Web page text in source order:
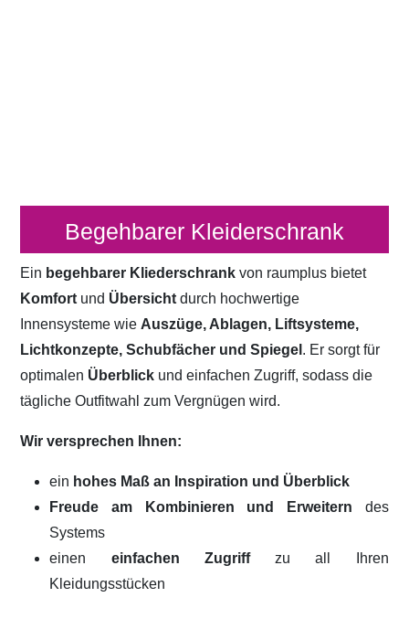
Begehbarer Kleiderschrank
Ein begehbarer Kliederschrankvon raumplus bietet
Komfort und Übersicht durch hochwertige
Innensysteme wie Auszüge, Ablagen, Liftsysteme,
Lichtkonzepte, Schubfächer und Spiegel . Er sorgt für
optimalen Überblick und einfachen Zugriff, sodass die
tägliche Outfitwahl zum Vergnügen wird.
Wir versprechen Ihnen:
ein hohes Maß an Inspiration und Überblick
Freude am Kombinieren und Erweitern des
Systems
einen einfachen Zugriffzu all Ihren
Kleidungsstücken